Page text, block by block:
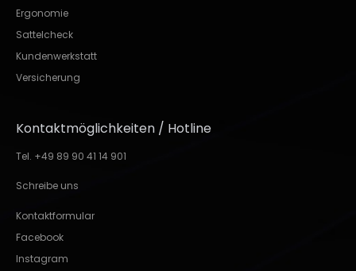
Ergonomie
Sattelcheck
Kundenwerkstatt
Versicherung
Kontaktmöglichkeiten / Hotline
Tel. +49 89 90 41 14 901
Schreibe uns
Kontaktformular
Facebook
Instagram